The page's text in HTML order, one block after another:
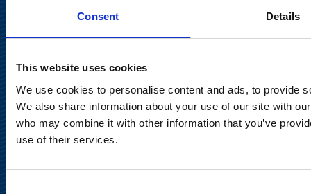
Consent Details
This website uses cookies
We use cookies to personalise content and ads, to provide
We also share information about your use of our site with
who may combine it with other information that you’ve
use of their services.
02150 Espoo
communications@suominencorp.com
Tietosuojaseloste